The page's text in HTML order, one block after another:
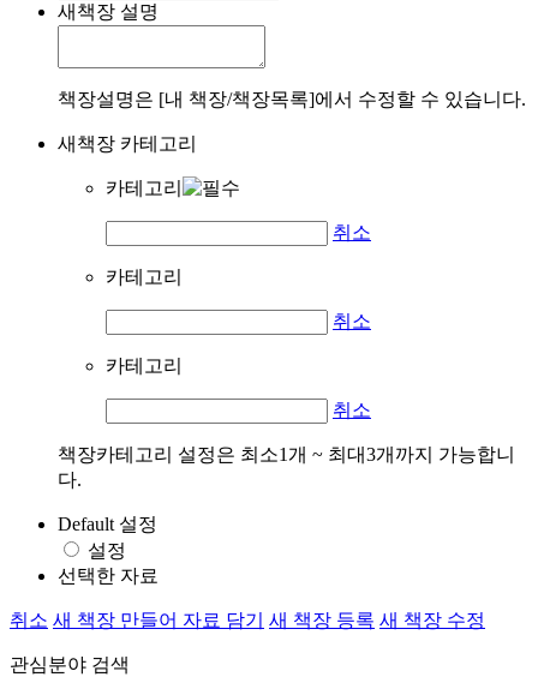
새책장 설명
책장설명은 [내 책장/책장목록]에서 수정할 수 있습니다.
새책장 카테고리
카테고리
취소
카테고리
취소
카테고리
취소
책장카테고리 설정은 최소1개 ~ 최대3개까지 가능합니
다.
Default 설정
설정
선택한 자료
취소 새 책장 만들어 자료 담기 새 책장 등록 새 책장 수정
관심분야 검색